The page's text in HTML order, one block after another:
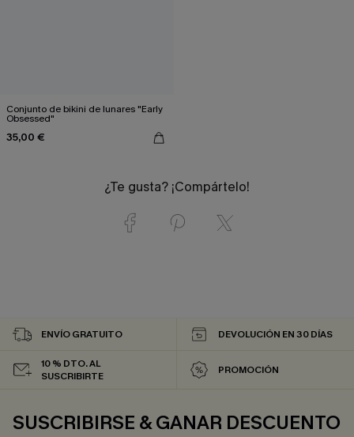
Conjunto de bikini de lunares "Early
Obsessed"
35,00 €
¿Te gusta? ¡Compártelo!
ENVÍO GRATUITO DEVOLUCIÓN EN 30 DÍAS
10 % DTO. AL
SUSCRIBIRTE
PROMOCIÓN
SUSCRIBIRSE & GANAR DESCUENTO